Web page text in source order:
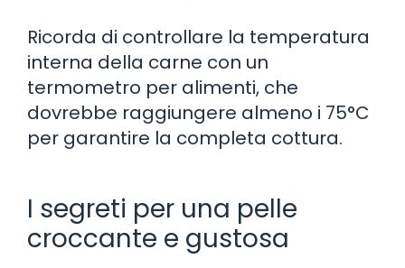
Ricorda di controllare la temperatura
interna della carne con un
termometro per alimenti, che
dovrebbe raggiungere almeno i 75°C
per garantire la completa cottura.
I segreti per una pelle
croccante e gustosa